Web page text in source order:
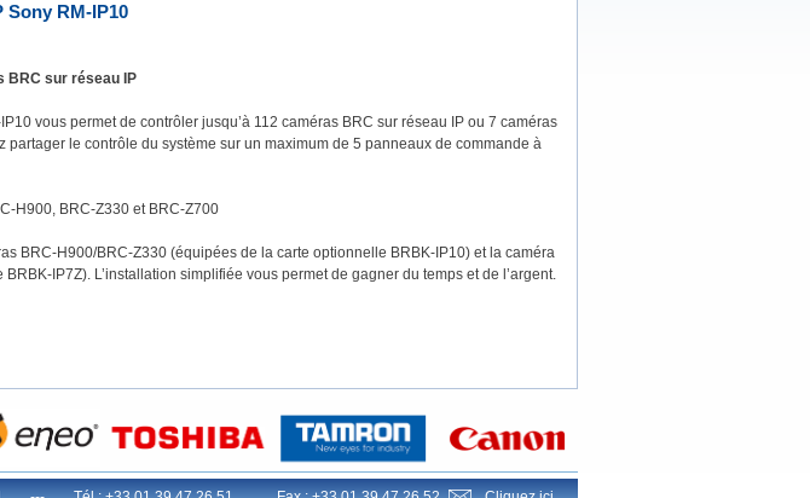
Sony RM-IP10
BRC sur réseau IP
vous permet de contrôler jusqu’à 112 caméras BRC sur réseau IP ou 7 caméras
partager le contrôle du système sur un maximum de 5 panneaux de commande à
H900, BRC-Z330 et BRC-Z700
BRC-H900/BRC-Z330 (équipées de la carte optionnelle BRBK-IP10) et la caméra
IP7Z). L’installation simplifiée vous permet de gagner du temps et de l’argent.